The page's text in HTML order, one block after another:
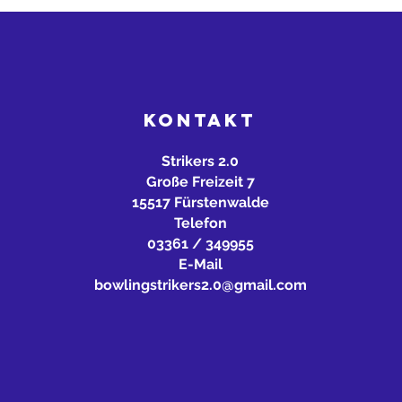
KONTAKT
Strikers 2.0
Große Freizeit 7
15517 Fürstenwalde
Telefon
03361 / 349955
E-Mail
bowlingstrikers2.0@gmail.com